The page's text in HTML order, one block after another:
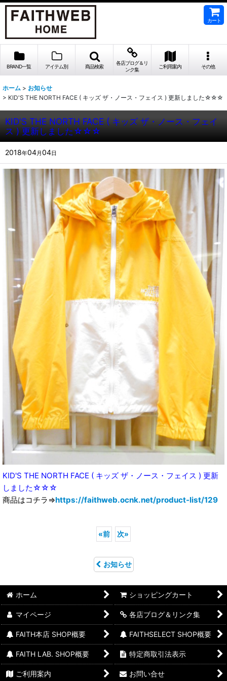
カート
BRAND一覧 アイテム別 商品検索
各店ブログ＆リ
ンク集
ご利用案内 その他
ホーム > お知らせ
> KID'S THE NORTH FACE ( キッズ ザ・ノース・フェイス ) 更新しました☆☆☆
KID'S THE NORTH FACE ( キッズ ザ・ノース・フェイ
ス ) 更新しました☆☆☆
2018年04月04日
KID'S THE NORTH FACE ( キッズ ザ・ノース・フェイス ) 更新
しました☆☆☆
商品はコチラ⇒https://faithweb.ocnk.net/product-list/129
«前 次»
お知らせ
ホーム ショッピングカート
マイページ 各店ブログ＆リンク集
FAITH本店 SHOP概要 FAITHSELECT SHOP概要
FAITH LAB. SHOP概要 特定商取引法表示
ご利用案内 お問い合せ